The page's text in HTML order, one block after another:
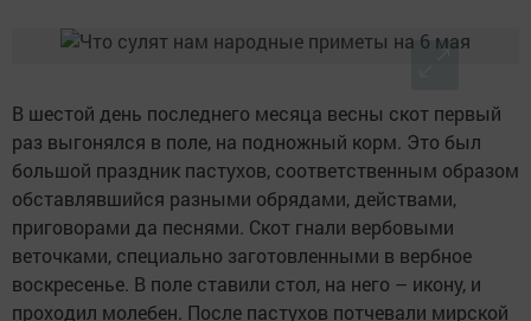
В шестой день последнего месяца весны скот первый
раз выгонялся в поле, на подножный корм. Это был
большой праздник пастухов, соответственным образом
обставлявшийся разными обрядами, действами,
приговорами да песнями. Скот гнали вербовыми
веточками, специально заготовленными в вербное
воскресенье. В поле ставили стол, на него – икону, и
проходил молебен. После пастухов потчевали мирской